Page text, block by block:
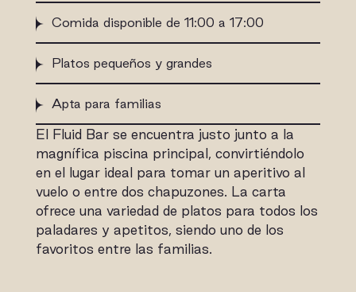
Comida disponible de 11:00 a 17:00
Platos pequeños y grandes
Apta para familias
El Fluid Bar se encuentra justo junto a la
magnífica piscina principal, convirtiéndolo
en el lugar ideal para tomar un aperitivo al
vuelo o entre dos chapuzones. La carta
ofrece una variedad de platos para todos los
paladares y apetitos, siendo uno de los
favoritos entre las familias.